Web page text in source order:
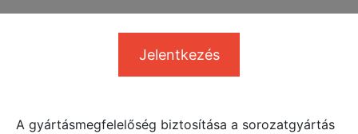
Jelentkezés
A gyártásmegfelelőség biztosítása a sorozatgyártás